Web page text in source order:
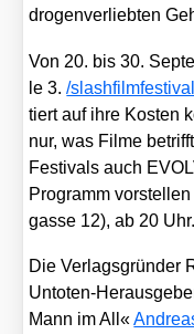
dro­gen­ver­lieb­ten
Von 20. bis 30.
le 3./​slashfilmfestival
tiert auf ihre Kos­ten
nur, was Fil­me
Fes­ti­vals auch
Pro­gramm
gas­se 12), ab 20
Die Ver­lags­grün­der
Unto­ten-
Mann im All«